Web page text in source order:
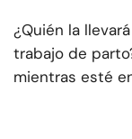
¿Quién la
trabajo de
mientras esté